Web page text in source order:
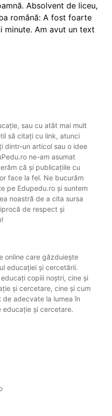
Absolvent de liceu,
română: A fost foarte
minute. Am avut un text
sau cu atât mai mult
să citați cu link, atunci
dintr-un articol sau o idee
ne-am asumat
că și publicațiile cu
face la fel. Ne bucurăm
pe Edupedu.ro și suntem
noastră de a cita sursa
de respect și
online care găzduiește
educației și cercetării.
copiii noștri, cine și
și cercetare, cine și cum
adecvate la lumea în
educație și cercetare.